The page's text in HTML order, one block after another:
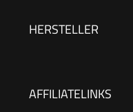
flexible 360°
HERSTELLER
AFFILIATELINKS